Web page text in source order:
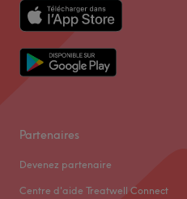
Partenaires
Devenez partenaire
Centre d'aide Treatwell Connect